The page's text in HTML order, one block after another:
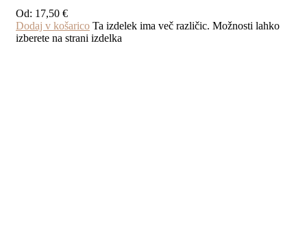
Od: 17,50 €
Dodaj v košarico Ta izdelek ima več različic. Možnosti lahko
izberete na strani izdelka